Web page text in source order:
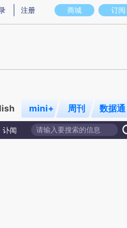
意图存在偏差。不代表财新观点和立场。
商城 订阅
注册
mini+ 周刊 数据通
讣闻